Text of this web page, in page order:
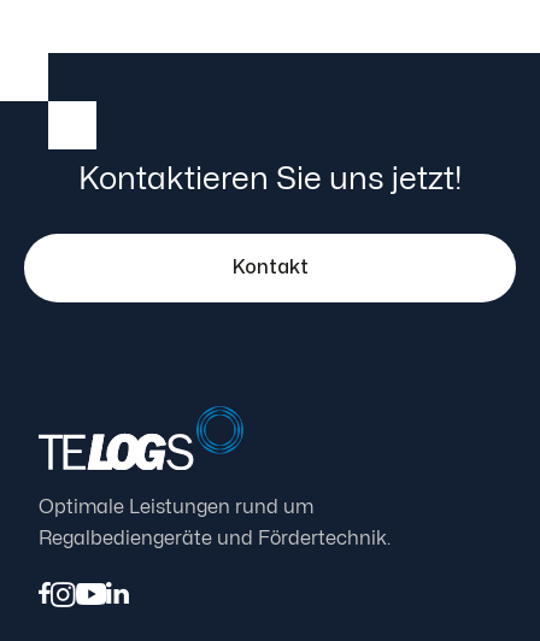
Kontaktieren Sie uns jetzt!
Kontakt
Optimale Leistungen rund um
Regalbediengeräte und Fördertechnik.
